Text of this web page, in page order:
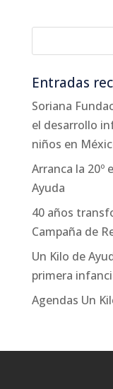
Entradas
Soriana
el desarrollo
niños en
Arranca la 20º
Ayuda
40 años
Campaña de
Un Kilo de
primera
Agendas Un